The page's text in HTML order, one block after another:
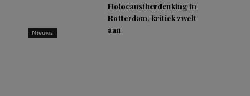
Nieuws
Holocaustherdenking in
Rotterdam, kritiek zwelt
aan